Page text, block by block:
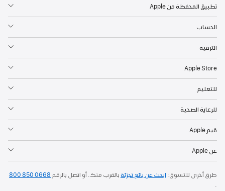
تطبيق المحفظة من Apple
الحساب
الترفيه
Apple Store
للتعليم
للرعاية الصحية
قيم Apple
عن Apple
طرق أخرى للتسوق: ابحث عن بائع تجزئة بالقرب منك. أو اتصل بالرقم 800 850 0668
.